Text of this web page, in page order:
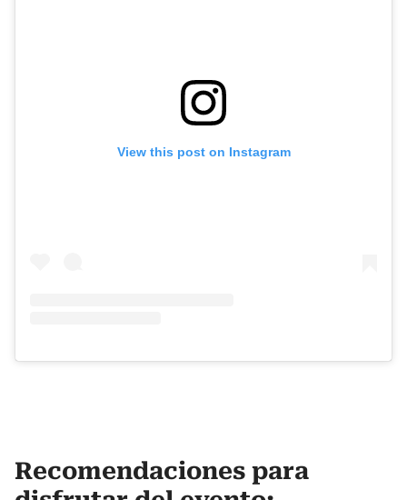
View this post on Instagram
Recomendaciones para